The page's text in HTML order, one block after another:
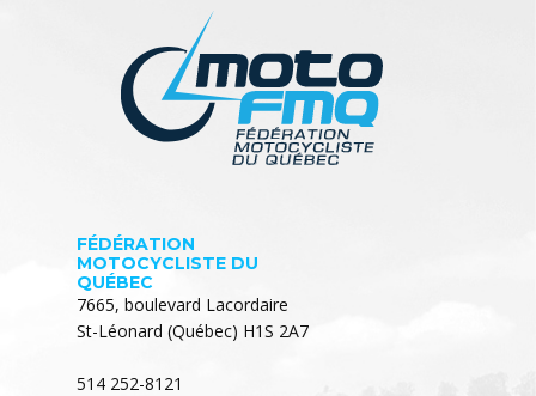
FÉDÉRATION
MOTOCYCLISTE DU
QUÉBEC
7665, boulevard Lacordaire
St-Léonard (Québec) H1S 2A7
514 252-8121